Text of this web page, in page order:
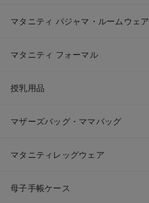
マタニティ パジャマ・ルームウェア
マタニティ フォーマル
授乳用品
マザーズバッグ・ママバッグ
マタニティレッグウェア
母子手帳ケース